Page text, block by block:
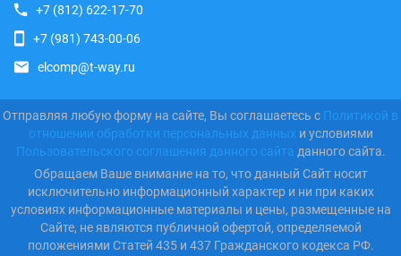
+7 (812) 622-17-70
+7 (981) 743-00-06
elcomp@t-way.ru
Отправляя любую форму на сайте, Вы соглашаетесь с Политикой в
отношении обработки персональных данных и условиями
Пользовательского соглашения данного сайта данного сайта.
Обращаем Ваше внимание на то, что данный Сайт носит
исключительно информационный характер и ни при каких
условиях информационные материалы и цены, размещенные на
Сайте, не являются публичной офертой, определяемой
положениями Статей 435 и 437 Гражданского кодекса РФ.